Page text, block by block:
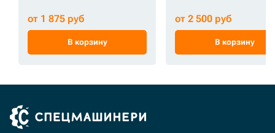
от 1 875 руб
В корзину
от 2 500 руб
В корзину